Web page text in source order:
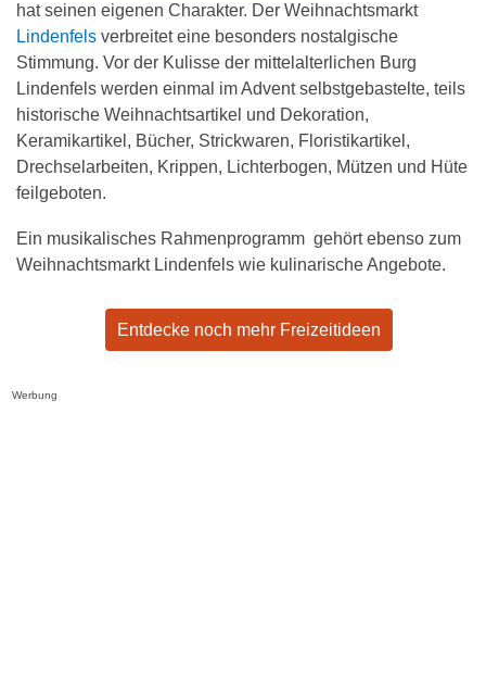
hat seinen eigenen Charakter. Der Weihnachtsmarkt
Lindenfels verbreitet eine besonders nostalgische
Stimmung. Vor der Kulisse der mittelalterlichen Burg
Lindenfels werden einmal im Advent selbstgebastelte, teils
historische Weihnachtsartikel und Dekoration,
Keramikartikel, Bücher, Strickwaren, Floristikartikel,
Drechselarbeiten, Krippen, Lichterbogen, Mützen und Hüte
feilgeboten.
Ein musikalisches Rahmenprogramm gehört ebenso zum
Weihnachtsmarkt Lindenfels wie kulinarische Angebote.
Entdecke noch mehr Freizeitideen
Werbung